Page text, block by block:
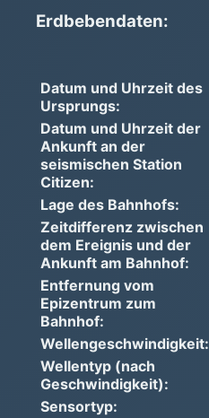
Erdbebendaten:
Datum und Uhrzeit des
Ursprungs:
Datum und Uhrzeit der
Ankunft an der
seismischen Station
Citizen:
Lage des Bahnhofs:
Zeitdifferenz zwischen
dem Ereignis und der
Ankunft am Bahnhof:
Entfernung vom
Epizentrum zum
Bahnhof:
Wellengeschwindigkeit:
Wellentyp (nach
Geschwindigkeit):
Sensortyp: